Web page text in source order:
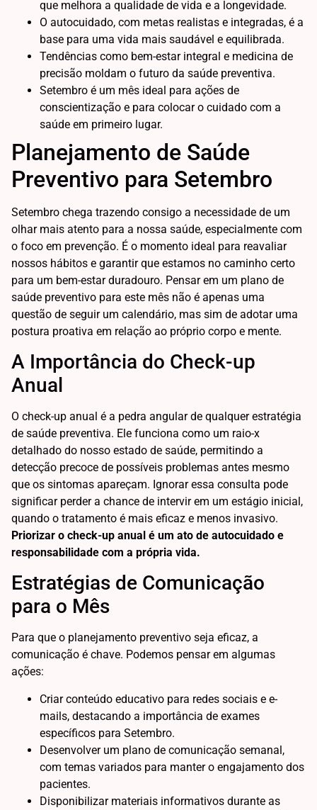
que melhora a qualidade de vida e a longevidade.
O autocuidado, com metas realistas e integradas, é a
base para uma vida mais saudável e equilibrada.
Tendências como bem-estar integral e medicina de
precisão moldam o futuro da saúde preventiva.
Setembro é um mês ideal para ações de
conscientização e para colocar o cuidado com a
saúde em primeiro lugar.
Planejamento de Saúde
Preventivo para Setembro
Setembro chega trazendo consigo a necessidade de um
olhar mais atento para a nossa saúde, especialmente com
o foco em prevenção. É o momento ideal para reavaliar
nossos hábitos e garantir que estamos no caminho certo
para um bem-estar duradouro. Pensar em um plano de
saúde preventivo para este mês não é apenas uma
questão de seguir um calendário, mas sim de adotar uma
postura proativa em relação ao próprio corpo e mente.
A Importância do Check-up
Anual
O check-up anual é a pedra angular de qualquer estratégia
de saúde preventiva. Ele funciona como um raio-x
detalhado do nosso estado de saúde, permitindo a
detecção precoce de possíveis problemas antes mesmo
que os sintomas apareçam. Ignorar essa consulta pode
significar perder a chance de intervir em um estágio inicial,
quando o tratamento é mais eficaz e menos invasivo.
Priorizar o check-up anual é um ato de autocuidado e
responsabilidade com a própria vida.
Estratégias de Comunicação
para o Mês
Para que o planejamento preventivo seja eficaz, a
comunicação é chave. Podemos pensar em algumas
ações:
Criar conteúdo educativo para redes sociais e e-
mails, destacando a importância de exames
específicos para Setembro.
Desenvolver um plano de comunicação semanal,
com temas variados para manter o engajamento dos
pacientes.
Disponibilizar materiais informativos durante as